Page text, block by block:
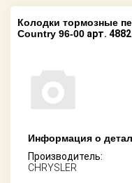
Колодки тормозные
Country 96-00 арт.
Информация о
Производитель:
CHRYSLER